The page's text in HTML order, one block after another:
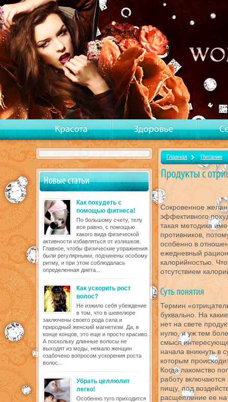
Как похудеть с
помощью фитнеса!
По большому счету, телу
все равно, с помощью
какого вида физической
активности избавляться от излишков.
Главное, чтобы физические упражнения
были регулярными, подчинены особому
ритму, и при этом соблюдалась
определенная диета...
Как ускорить рост
волос?
Не изжило себя убеждение
в том, что в шевелюре
заключены своего рода сила и
природный женский магнетизм. Да, в
конце концов, это еще и просто красиво.
А поскольку длинные волосы не
выходят из моды, немало женщин
озабочено вопросом ускорения роста
волос...
Убрать целлюлит
легко!
Особенно туго приходится
Главная Питание
Сокровенное
эффективного
такая методика
противников,
особенно в
ежедневный
калорийностью.
отсутствием
Термин
буквально. На
нет на свете
нулю, и уж тем
смысл
начала вникнуть в
которым
Когда лакомство
работу
пищу, под
расщепление ее на